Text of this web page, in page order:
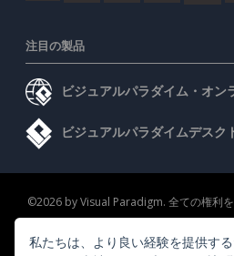
注目の製品
ビジュアルパラダイム・オン
ビジュアルパラダイムデスク
©2026 by Visual Paradigm. 全ての権利
プライバシーポリシー
Content
私たちは、より良い経験を提供す